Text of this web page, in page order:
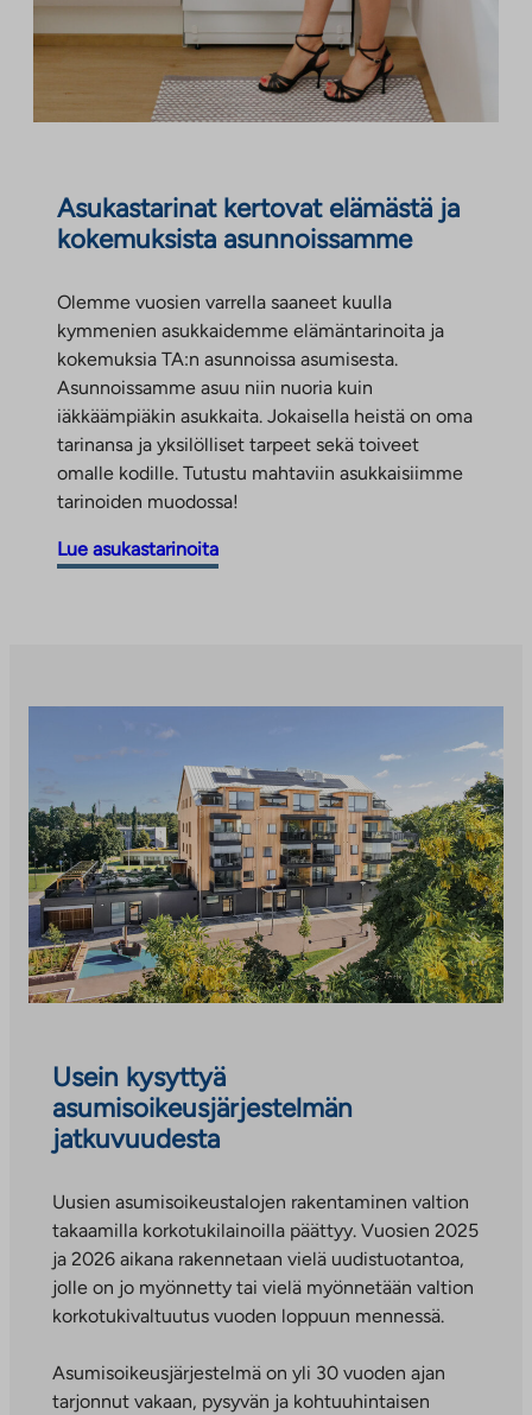
l
e
h
t
e
h
t
i
l
e
h
n
ä
i
l
t
e
p
a
v
e
u
n
Asukastarinat kertovat elämästä ja
kokemuksista asunnoissamme
Olemme vuosien varrella saaneet kuulla
kymmenien asukkaidemme elämäntarinoita ja
kokemuksia TA:n asunnoissa asumisesta.
Asunnoissamme asuu niin nuoria kuin
iäkkäämpiäkin asukkaita. Jokaisella heistä on oma
tarinansa ja yksilölliset tarpeet sekä toiveet
omalle kodille. Tutustu mahtaviin asukkaisiimme
tarinoiden muodossa!
Lue asukastarinoita
Usein kysyttyä
asumisoikeusjärjestelmän
jatkuvuudesta
Uusien asumisoikeustalojen rakentaminen valtion
takaamilla korkotukilainoilla päättyy. Vuosien 2025
ja 2026 aikana rakennetaan vielä uudistuotantoa,
jolle on jo myönnetty tai vielä myönnetään valtion
korkotukivaltuutus vuoden loppuun mennessä.
Asumisoikeusjärjestelmä on yli 30 vuoden ajan
tarjonnut vakaan, pysyvän ja kohtuuhintaisen